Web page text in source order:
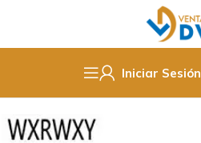
Iniciar
Fittings PPR / Cobre / PVC